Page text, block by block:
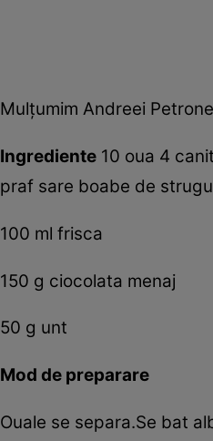
Mulţumim Andreei
Ingrediente 10 oua 4
praf sare boabe de
100 ml frisca
150 g ciocolata menaj
50 g unt
Mod de preparare
Ouale se separa.Se bat